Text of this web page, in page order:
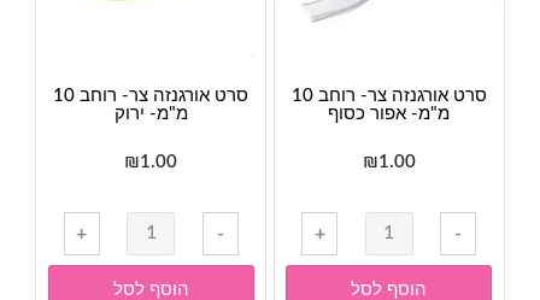
סרט אורגנזה צר- רוחב 10
מ"מ- אפור כסוף
₪1.00
-
+
הוסף לסל
סרט אורגנזה צר- רוחב 10
מ"מ- ירוק
₪1.00
-
כמות
של
סרט
+
הוסף לסל